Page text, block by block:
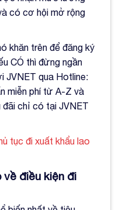
có cơ hội mở rộng
khăn trên để đăng ký
CÓ thì đừng ngần
JVNET qua Hotline:
miễn phí từ A-Z và
chỉ có tại JVNET
tục đi xuất khẩu lao
điều kiện đi